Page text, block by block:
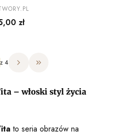
- Grzanki z
przy
zł
z 4 Przejdź do ostatniej strony
– włoski styl życia
to seria obrazów na